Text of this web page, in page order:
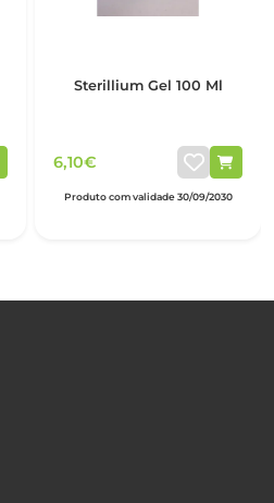
Sterillium Gel 100 Ml
6,10€
Produto com validade 30/09/2030